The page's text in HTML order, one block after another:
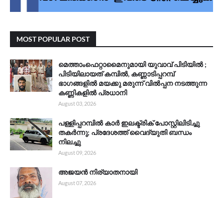
MOST POPULAR POST
മെത്താംഫെറ്റാമൈനുമായി യുവാവ് പിടിയിൽ ;
പിടിയിലായത് കമ്പിൽ, കണ്ണാടിപ്പറമ്പ്
ഭാഗങ്ങളിൽ മയക്കു മരുന്ന് വിൽപ്പന നടത്തുന്ന
കണ്ണികളിൽ പ്രധാനി
August 03, 2026
പള്ളിപ്പറമ്പിൽ കാർ ഇലക്ട്രിക് പോസ്റ്റിലിടിച്ചു
തകർന്നു; പ്രദേശത്ത് വൈദ്യുതി ബന്ധം
നിലച്ചു
August 09, 2026
അജയൻ നിര്യാതനായി
August 07, 2026